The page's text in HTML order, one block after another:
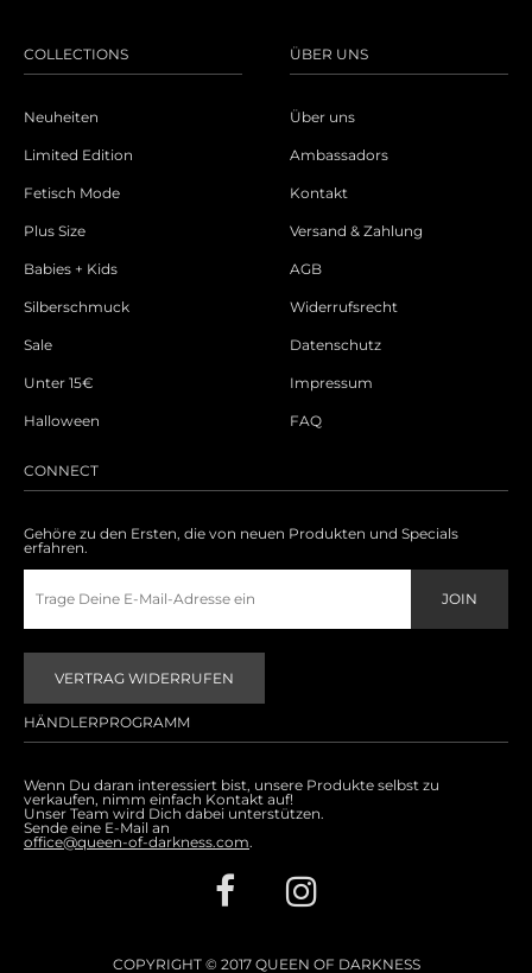
COLLECTIONS
Neuheiten
Limited Edition
Fetisch Mode
Plus Size
Babies + Kids
Silberschmuck
Sale
Unter 15€
Halloween
ÜBER UNS
Über uns
Ambassadors
Kontakt
Versand & Zahlung
AGB
Widerrufsrecht
Datenschutz
Impressum
FAQ
CONNECT
Gehöre zu den Ersten, die von neuen Produkten und Specials
erfahren.
VERTRAG WIDERRUFEN
HÄNDLERPROGRAMM
Wenn Du daran interessiert bist, unsere Produkte selbst zu
verkaufen, nimm einfach Kontakt auf!
Unser Team wird Dich dabei unterstützen.
Sende eine E-Mail an
office@queen-of-darkness.com.
COPYRIGHT © 2017 QUEEN OF DARKNESS